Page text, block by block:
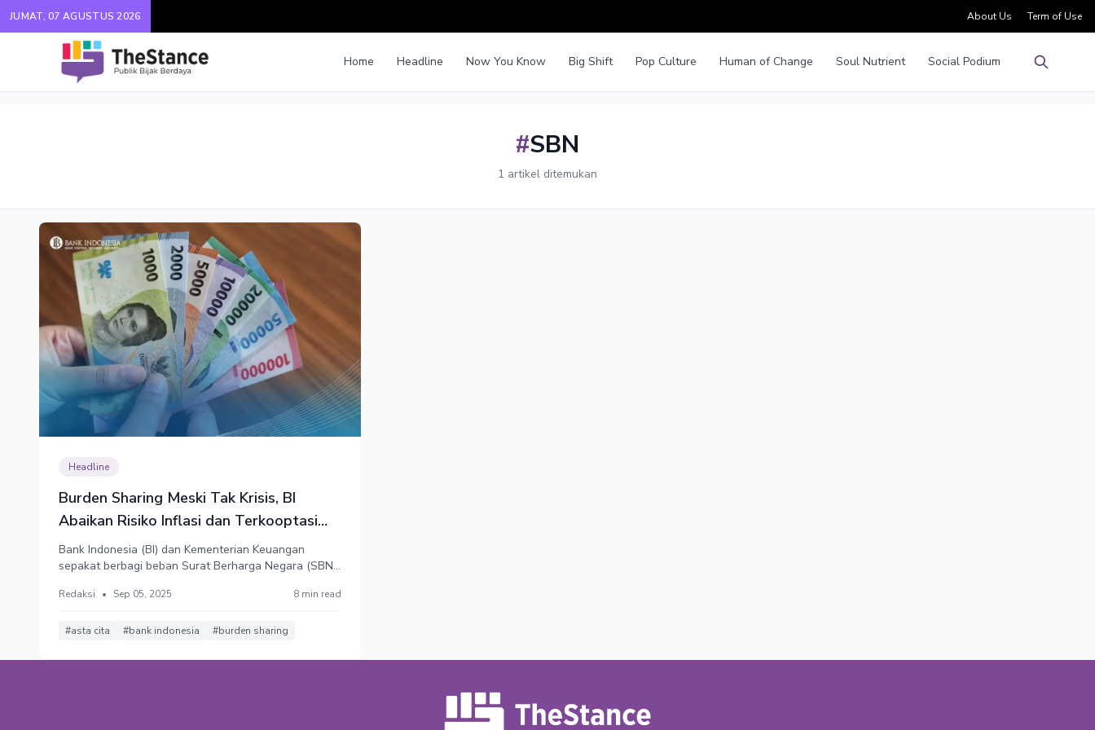
JUMAT, 07 AGUSTUS 2026 About Us Term of Use
Home Headline Now You Know Big Shift Pop Culture Human of Change Soul Nutrient
Social Podium
#SBN
1 artikel ditemukan
Headline
Burden Sharing Meski Tak Krisis, BI
Abaikan Risiko Inflasi dan Terkooptasi
Fiskal
Bank Indonesia (BI) dan Kementerian Keuangan
sepakat berbagi beban Surat Berharga Negara (SBN)
Cita. Moneter dipaksa berekspansi demi memikul
presiden. Laju utang pun kian cepat.
Redaksi • Sep 05, 2025 8 min read
#asta cita #bank indonesia #burden sharing